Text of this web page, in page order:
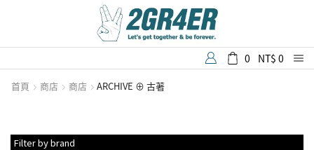
0 NT$ 0
首頁 商店 商店 ARCHIVE ⊕ 古著
Filter by brand